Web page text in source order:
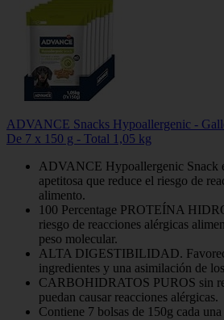
ADVANCE Snacks Hypoallergenic -
De 7 x 150 g - Total 1,05 kg
ADVANCE Hypoallergenic Snack
apetitosa que reduce el riesgo de
alimento.
100 Percentage PROTEÍNA
riesgo de reacciones alérgicas
peso molecular.
ALTA DIGESTIBILIDAD.
ingredientes y una asimilación de
CARBOHIDRATOS PUROS sin
puedan causar reacciones alérgicas.
Contiene 7 bolsas de 150g cada una